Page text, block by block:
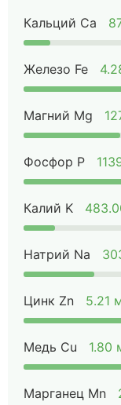
Кальций Ca
Железо Fe
Магний Mg
Фосфор P
Калий K
Натрий Na
Цинк Zn 5.21
Медь Cu 1.80
Марганец Mn